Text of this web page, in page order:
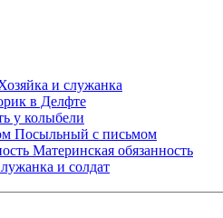
и служанка
в Делфте
у колыбели
Посыльный с письмом
Материнская обязанность
и солдат